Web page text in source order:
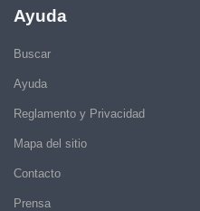
Ayuda
Buscar
Ayuda
Reglamento y Privacidad
Mapa del sitio
Contacto
Prensa